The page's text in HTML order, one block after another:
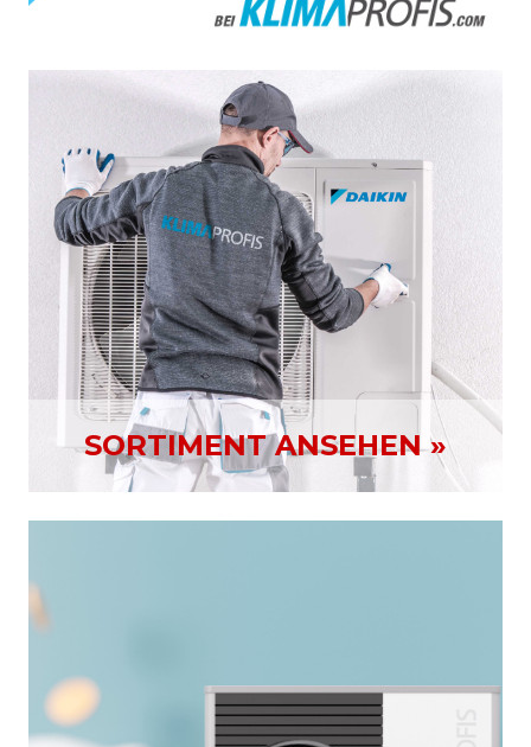
SORTIMENT ANSEHEN »